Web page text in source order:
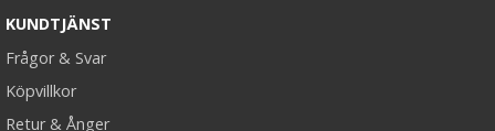
KUNDTJÄNST
Frågor & Svar
Köpvillkor
Retur & Ånger